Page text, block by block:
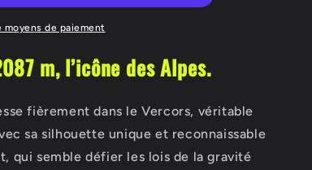
moyens de paiement
m, l’icône des Alpes.
fièrement dans le Vercors, véritable
sa silhouette unique et reconnaissable
qui semble défier les lois de la gravité